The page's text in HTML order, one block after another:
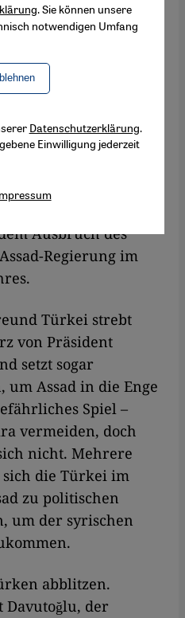
sondern nur
Leitspruch der
Wie schnell aus
werden, wenn
zeigt das
Türkei und dem
Ausbruch des
Regierung im
Türkei strebt
von Präsident
setzt sogar
Assad in die Enge
Spiel –
vermeiden, doch
nicht. Mehrere
die Türkei im
zu politischen
um der syrischen
abblitzen.
der
. Sie können unsere
notwendigen Umfang
Datenschutzerklärung.
Einwilligung jederzeit